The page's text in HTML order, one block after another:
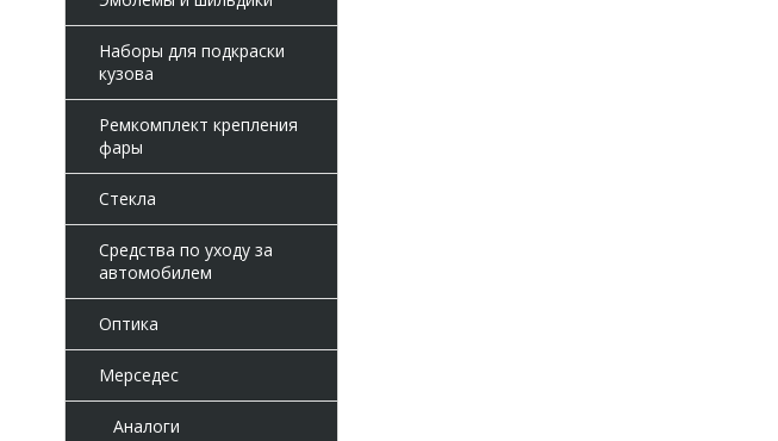
Наборы для подкраски
кузова
Ремкомплект крепления
фары
Стекла
Средства по уходу за
автомобилем
Оптика
Мерседес
Аналоги